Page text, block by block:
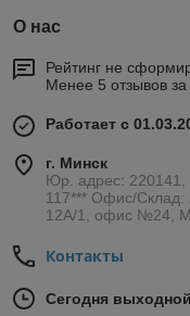
О нас
Рейтинг не
Менее 5 отзывов
Работает с
г. Минск
Юр. адрес: 220141,
117*** Офис/
12А/1, офис №24,
Контакты
Сегодня выходной